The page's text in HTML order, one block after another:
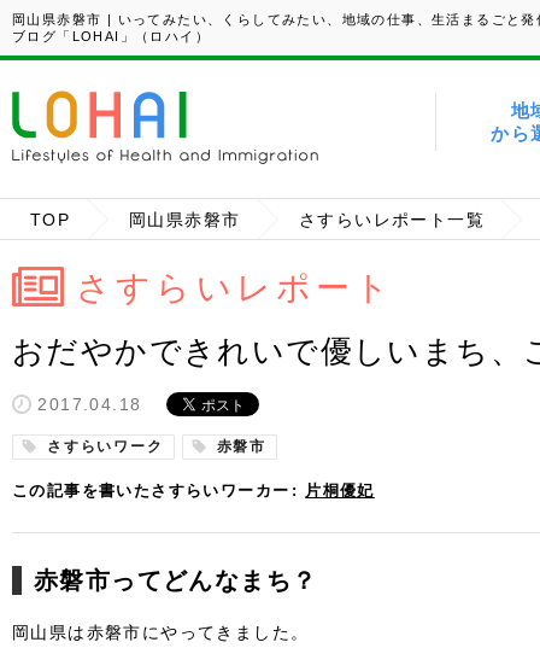
岡山県赤磐市 | いってみたい、くらしてみたい、地域の仕事、生活まるごと発
ブログ「LOHAI」（ロハイ）
地
から
TOP 岡山県赤磐市 さすらいレポート一覧
さすらいレポート
おだやかできれいで優しいまち
2017.04.18
さすらいワーク 赤磐市
この記事を書いたさすらいワーカー 片桐優妃
赤磐市ってどんなまち？
岡山県は赤磐市にやってきました。